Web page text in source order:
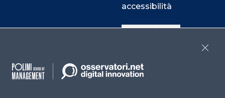
accessibilità
Cookie Center
Facebook LinkedIn